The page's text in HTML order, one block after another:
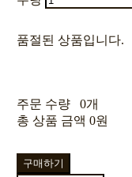
품절된 상품입니다.
주문 수량
0개
총 상품 금액 0원
구매하기